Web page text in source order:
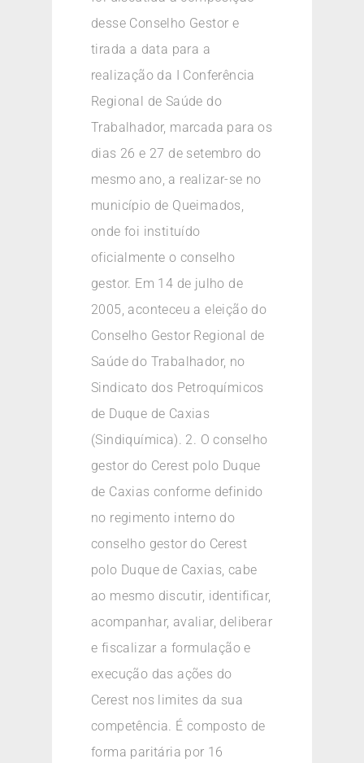
desse Conselho Gestor e
tirada a data para a
realização da I Conferência
Regional de Saúde do
Trabalhador, marcada para os
dias 26 e 27 de setembro do
mesmo ano, a realizar-se no
município de Queimados,
onde foi instituído
oficialmente o conselho
gestor. Em 14 de julho de
2005, aconteceu a eleição do
Conselho Gestor Regional de
Saúde do Trabalhador, no
Sindicato dos Petroquímicos
de Duque de Caxias
(Sindiquímica). 2. O conselho
gestor do Cerest polo Duque
de Caxias conforme definido
no regimento interno do
conselho gestor do Cerest
polo Duque de Caxias, cabe
ao mesmo discutir, identificar,
acompanhar, avaliar, deliberar
e fiscalizar a formulação e
execução das ações do
Cerest nos limites da sua
competência. É composto de
forma paritária por 16